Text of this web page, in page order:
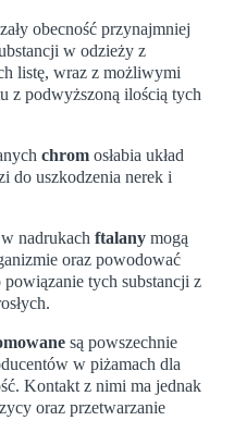
obecność przynajmniej
w odzieży z
listę, wraz z możliwymi
z podwyższoną ilością tych
chromosłabia układ
do uszkodzenia nerek i
nadrukach ftalanymogą
oraz powodować
tych substancji z
są powszechnie
w piżamach dla
Kontakt z nimi ma jednak
oraz przetwarzanie